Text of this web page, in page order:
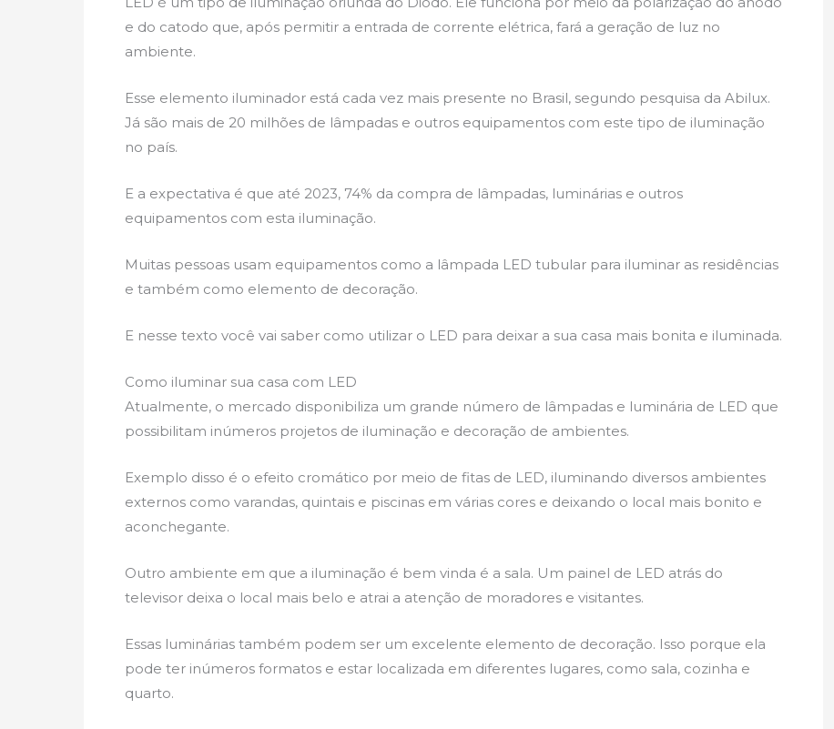
e do catodo que, após permitir a entrada de corrente elétrica, fará a geração de luz no
ambiente.
Esse elemento iluminador está cada vez mais presente no Brasil, segundo pesquisa da Abilux.
Já são mais de 20 milhões de lâmpadas e outros equipamentos com este tipo de iluminação
no país.
E a expectativa é que até 2023, 74% da compra de lâmpadas, luminárias e outros
equipamentos com esta iluminação.
Muitas pessoas usam equipamentos como a lâmpada LED tubular para iluminar as residências
e também como elemento de decoração.
E nesse texto você vai saber como utilizar o LED para deixar a sua casa mais bonita e iluminada.
Como iluminar sua casa com LED
Atualmente, o mercado disponibiliza um grande número de lâmpadas e luminária de LED que
possibilitam inúmeros projetos de iluminação e decoração de ambientes.
Exemplo disso é o efeito cromático por meio de fitas de LED, iluminando diversos ambientes
externos como varandas, quintais e piscinas em várias cores e deixando o local mais bonito e
aconchegante.
Outro ambiente em que a iluminação é bem vinda é a sala. Um painel de LED atrás do
televisor deixa o local mais belo e atrai a atenção de moradores e visitantes.
Essas luminárias também podem ser um excelente elemento de decoração. Isso porque ela
pode ter inúmeros formatos e estar localizada em diferentes lugares, como sala, cozinha e
quarto.